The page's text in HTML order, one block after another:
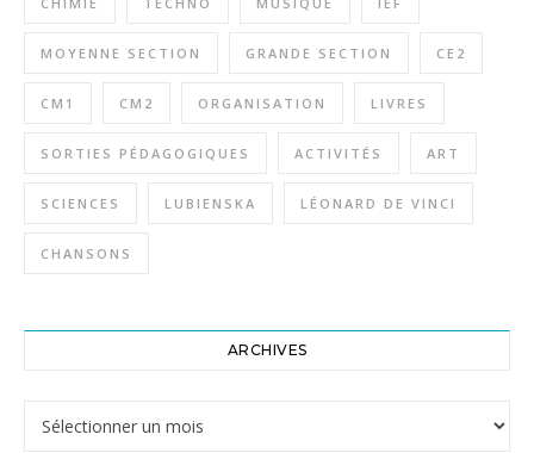
MOYENNE SECTION GRANDE SECTION CE2
CM1 CM2 ORGANISATION LIVRES
SORTIES PÉDAGOGIQUES ACTIVITÉS ART
SCIENCES LUBIENSKA LÉONARD DE VINCI
CHANSONS
ARCHIVES